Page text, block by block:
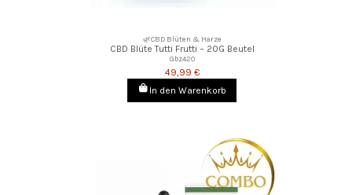
🌿CBD Blüten & Harze
CBD Blüte Tutti Frutti – 20G Beutel
Gbz420
49,99 €
In den Warenkorb